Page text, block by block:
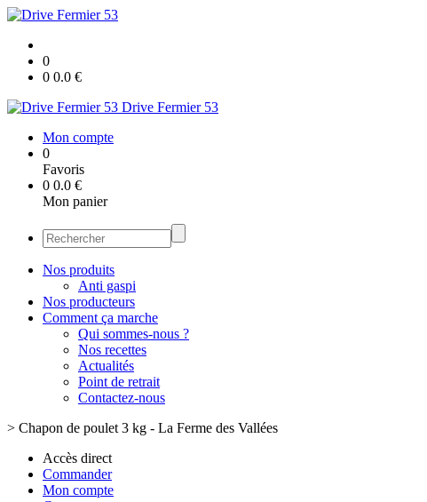
0
0 0.0 €
Drive Fermier 53
Mon compte
0
Favoris
0 0.0 €
Mon panier
Nos produits
Anti gaspi
Nos producteurs
Comment ça marche
Qui sommes-nous ?
Nos recettes
Actualités
Point de retrait
Contactez-nous
> Chapon de poulet 3 kg - La Ferme des Vallées
Accès direct
Commander
Mon compte